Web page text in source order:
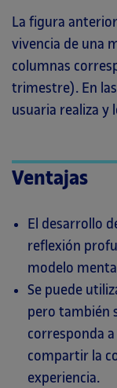
La figura
vivencia de una
columnas
trimestre). En
usuaria realiza y
Ventajas
El desarrollo
reflexión
modelo
Se puede
pero también
corresponda
compartir la
experiencia.